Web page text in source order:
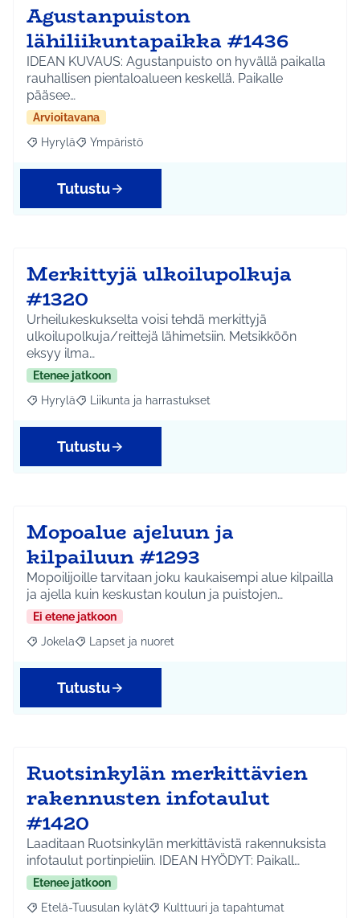
Agustanpuiston
lähiliikuntapaikka #1436
IDEAN KUVAUS: Agustanpuisto on hyvällä paikalla
rauhallisen pientaloalueen keskellä. Paikalle
pääsee…
Arvioitavana
Rajaa tulokset aihepiirin mukaan: Hyrylä
Hyrylä Rajaa tulokset teeman mukaan: Ympäristö
Ympäristö
Tutustu
Merkittyjä ulkoilupolkuja
#1320
Urheilukeskukselta voisi tehdä merkittyjä
ulkoilupolkuja/reittejä lähimetsiin. Metsikköön
eksyy ilma…
Etenee jatkoon
Rajaa tulokset aihepiirin mukaan: Hyrylä
Hyrylä Rajaa tulokset teeman mukaan: Liikunta ja
Liikunta ja harrastukset
Tutustu
Mopoalue ajeluun ja
kilpailuun #1293
Mopoilijoille tarvitaan joku kaukaisempi alue kilpailla
ja ajella kuin keskustan koulun ja puistojen…
Ei etene jatkoon
Rajaa tulokset aihepiirin mukaan: Jokela
Jokela Rajaa tulokset teeman mukaan: Lapset ja nuoret
Lapset ja nuoret
Tutustu
Ruotsinkylän merkittävien
rakennusten infotaulut
#1420
Laaditaan Ruotsinkylän merkittävistä rakennuksista
infotaulut portinpieliin. IDEAN HYÖDYT: Paikall…
Etenee jatkoon
Rajaa tulokset aihepiirin mukaan: Etelä-Tuusulan kylät
Etelä-Tuusulan kylät Rajaa tulokset teeman mukaan:
Kulttuuri ja tapahtumat